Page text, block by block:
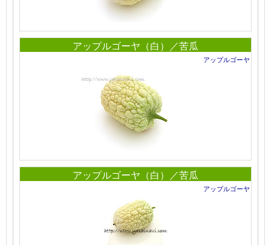
アップルゴーヤ（白）／苦瓜
アップルゴーヤ
アップルゴーヤ（白）／苦瓜
アップルゴーヤ